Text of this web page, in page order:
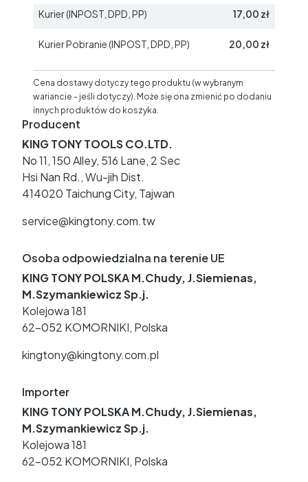
Kurier (INPOST, DPD, PP) 17,00 zł
Kurier Pobranie (INPOST, DPD, PP) 20,00 zł
Cena dostawy dotyczy tego produktu (w wybranym
wariancie - jeśli dotyczy). Może się ona zmienić po dodaniu
innych produktów do koszyka.
Producent
KING TONY TOOLS CO.LTD.
No 11, 150 Alley, 516 Lane, 2 Sec
Hsi Nan Rd., Wu-jih Dist.
414020 Taichung City, Tajwan
service@kingtony.com.tw
Osoba odpowiedzialna na terenie UE
KING TONY POLSKA M.Chudy, J.Siemienas,
M.Szymankiewicz Sp.j.
Kolejowa 181
62-052 KOMORNIKI, Polska
kingtony@kingtony.com.pl
Importer
KING TONY POLSKA M.Chudy, J.Siemienas,
M.Szymankiewicz Sp.j.
Kolejowa 181
62-052 KOMORNIKI, Polska